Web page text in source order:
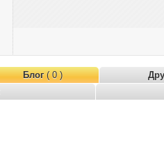
Блог( 0 )